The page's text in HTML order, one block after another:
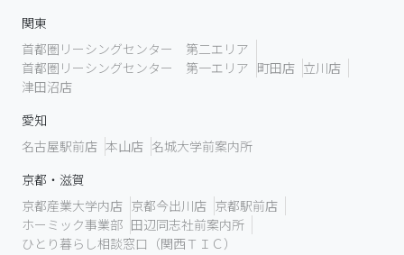
関東
首都圏リーシングセンター 第二エリア
首都圏リーシングセンター 第一エリア 町田店 立川店
津田沼店
愛知
名古屋駅前店 本山店 名城大学前案内所
京都・滋賀
京都産業大学内店 京都今出川店 京都駅前店
ホーミック事業部 田辺同志社前案内所
ひとり暮らし相談窓口（関西ＴＩＣ）